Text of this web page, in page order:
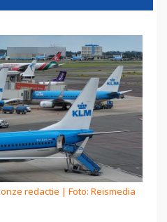
onze redactie | Foto: Reismedia